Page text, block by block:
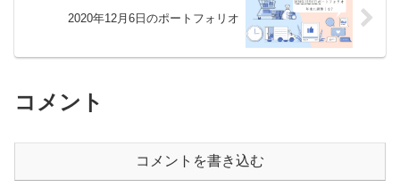
2020年12月6日のポートフォリオ
コメント
コメントを書き込む